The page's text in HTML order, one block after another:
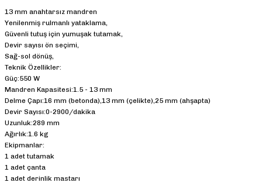
13 mm anahtarsız mandren
Yenilenmiş rulmanlı yataklama,
Güvenli tutuş için yumuşak tutamak,
Devir sayısı ön seçimi,
Sağ-sol dönüş,
Teknik Özellikler:
Güç:550 W
Mandren Kapasitesi:1.5 - 13 mm
Delme Çapı:16 mm (betonda),13 mm (çelikte),25 mm (ahşapta)
Devir Sayısı:0-2900/dakika
Uzunluk:289 mm
Ağırlık:1.6 kg
Ekipmanlar:
1 adet tutamak
1 adet çanta
1 adet derinlik mastarı